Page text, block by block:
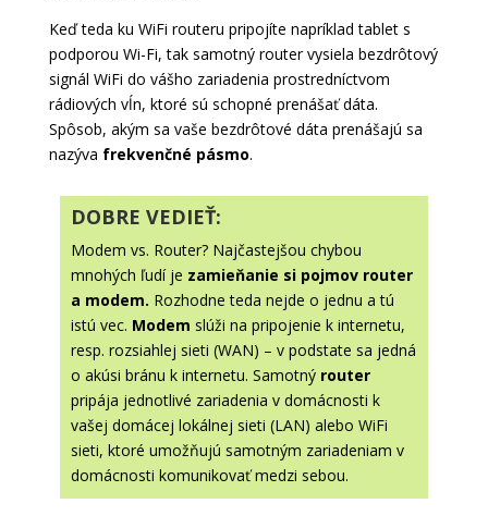
Keď teda ku WiFi routeru pripojíte napríklad tablet s
podporou Wi-Fi, tak samotný router vysiela bezdrôtový
signál WiFi do vášho zariadenia prostredníctvom
rádiových vĺn, ktoré sú schopné prenášať dáta.
Spôsob, akým sa vaše bezdrôtové dáta prenášajú sa
nazýva frekvenčné pásmo.
DOBRE VEDIEŤ:
Modem vs. Router? Najčastejšou chybou
mnohých ľudí je zamieňanie si pojmov router
a modem. Rozhodne teda nejde o jednu a tú
istú vec. Modem slúži na pripojenie k internetu,
resp. rozsiahlej sieti (WAN) – v podstate sa jedná
o akúsi bránu k internetu. Samotný router
pripája jednotlivé zariadenia v domácnosti k
vašej domácej lokálnej sieti (LAN) alebo WiFi
sieti, ktoré umožňujú samotným zariadeniam v
domácnosti komunikovať medzi sebou.